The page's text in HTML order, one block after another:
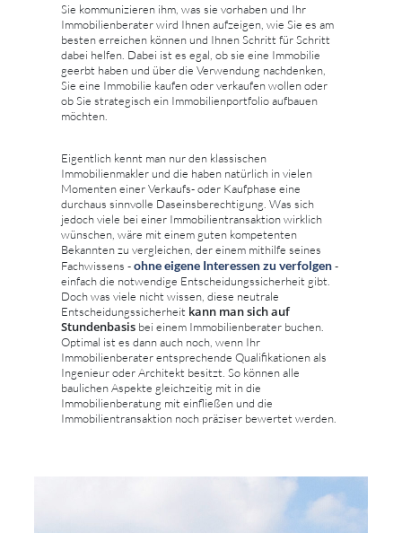
Sie kommunizieren ihm, was sie vorhaben und Ihr
Immobilienberater wird Ihnen aufzeigen, wie Sie es am
besten erreichen können und Ihnen Schritt für Schritt
dabei helfen. Dabei ist es egal, ob sie eine Immobilie
geerbt haben und über die Verwendung nachdenken,
Sie eine Immobilie kaufen oder verkaufen wollen oder
ob Sie strategisch ein Immobilienportfolio aufbauen
möchten.
Eigentlich kennt man nur den klassischen
Immobilienmakler und die haben natürlich in vielen
Momenten einer Verkaufs- oder Kaufphase eine
durchaus sinnvolle Daseinsberechtigung. Was sich
jedoch viele bei einer Immobilientransaktion wirklich
wünschen, wäre mit einem guten kompetenten
Bekannten zu vergleichen, der einem mithilfe seines
Fachwissens -ohne eigene Interessen zu verfolgen-
einfach die notwendige Entscheidungssicherheit gibt.
Doch was viele nicht wissen, diese neutrale
Entscheidungssicherheit kann man sich auf
Stundenbasis bei einem Immobilienberater buchen.
Optimal ist es dann auch noch, wenn Ihr
Immobilienberater entsprechende Qualifikationen als
Ingenieur oder Architekt besitzt. So können alle
baulichen Aspekte gleichzeitig mit in die
Immobilienberatung mit einfließen und die
Immobilientransaktion noch präziser bewertet werden.